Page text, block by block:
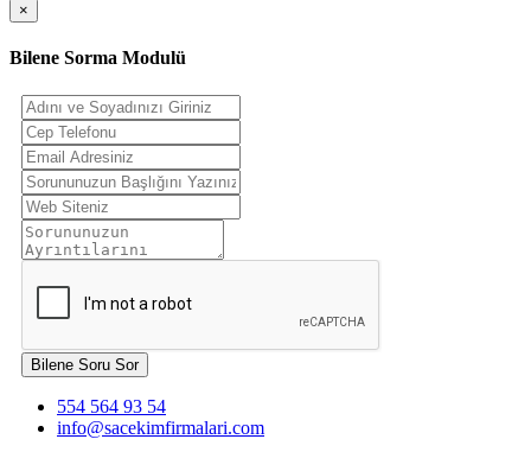
×
Bilene Sorma Modulü
Bilene Soru Sor
554 564 93 54
info@sacekimfirmalari.com